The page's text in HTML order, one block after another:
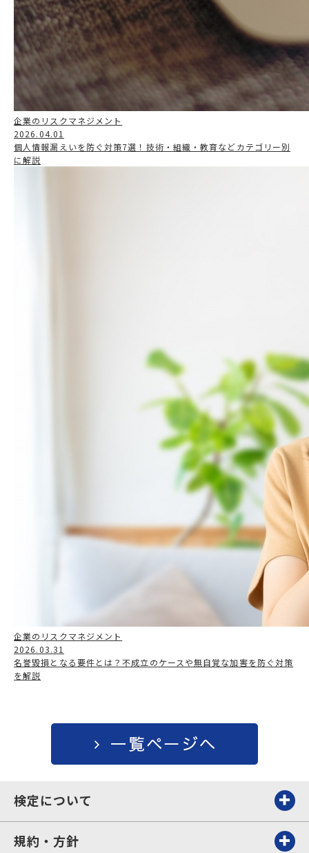
企業のリスクマネジメント
2026.04.01
個人情報漏えいを防ぐ対策7選！技術・組織・教育などカテゴリー別
に解説
企業のリスクマネジメント
2026.03.31
名誉毀損となる要件とは？不成立のケースや無自覚な加害を防ぐ対策
を解説
検定について
規約・方針